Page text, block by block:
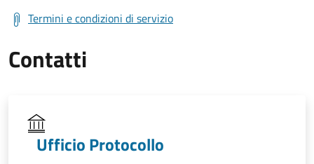
Termini e condizioni di servizio
Contatti
Ufficio Protocollo